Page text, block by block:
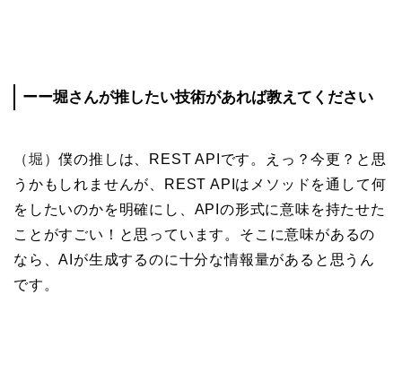
ーー堀さんが推したい技術があれば教えてください
（堀）僕の推しは、REST APIです。えっ？今更？と思
うかもしれませんが、REST APIはメソッドを通して何
をしたいのかを明確にし、APIの形式に意味を持たせた
ことがすごい！と思っています。そこに意味があるの
なら、AIが生成するのに十分な情報量があると思うん
です。